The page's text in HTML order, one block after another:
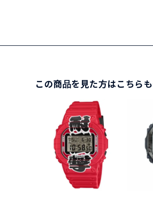
この商品を見た方はこちら